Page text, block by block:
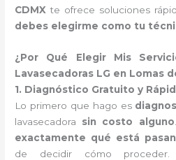
CDMX te ofrece soluciones
debes elegirme como tu
¿Por Qué Elegir Mis
Lavasecadoras LG en Lomas
1. Diagnóstico Gratuito y
Lo primero que hago es
lavasecadora sin costo alguno
exactamente qué está
de decidir cómo